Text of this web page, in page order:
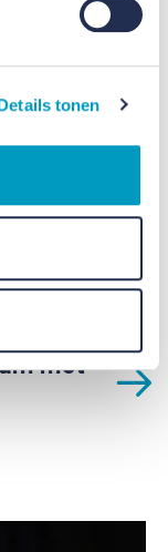
tonen
met